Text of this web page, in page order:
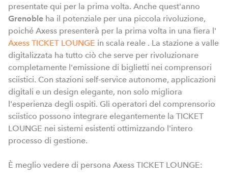
presentate qui per la prima volta. Anche quest'anno
Grenoble ha il potenziale per una piccola rivoluzione,
poiché Axess presenterà per la prima volta in una fiera l'
Axess TICKET LOUNGE in scala reale . La stazione a valle
digitalizzata ha tutto ciò che serve per rivoluzionare
completamente l'emissione di biglietti nei comprensori
sciistici. Con stazioni self-service autonome, applicazioni
digitali e un design elegante, non solo migliora
l'esperienza degli ospiti. Gli operatori del comprensorio
sciistico possono integrare elegantemente la TICKET
LOUNGE nei sistemi esistenti ottimizzando l'intero
processo di gestione.
È meglio vedere di persona Axess TICKET LOUNGE: